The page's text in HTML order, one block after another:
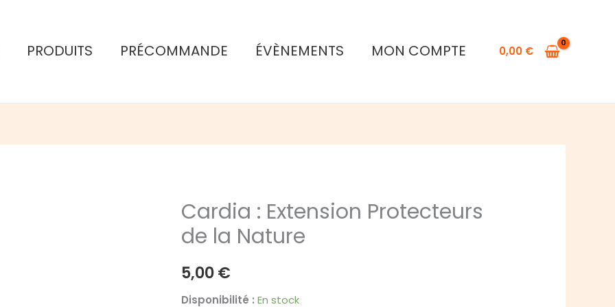
PRODUITS PRÉCOMMANDE ÉVÈNEMENTS MON COMPTE 0,00 €
Cardia : Extension Protecteurs
de la Nature
5,00€
Disponibilité : En stock
Extension
la